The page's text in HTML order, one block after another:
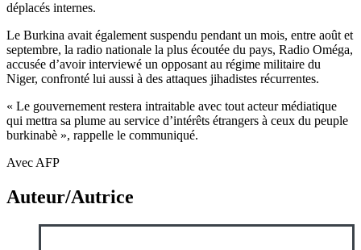
déplacés internes.
Le Burkina avait également suspendu pendant un mois, entre août et
septembre, la radio nationale la plus écoutée du pays, Radio Oméga,
accusée d’avoir interviewé un opposant au régime militaire du
Niger, confronté lui aussi à des attaques jihadistes récurrentes.
« Le gouvernement restera intraitable avec tout acteur médiatique
qui mettra sa plume au service d’intérêts étrangers à ceux du peuple
burkinabè », rappelle le communiqué.
Avec AFP
Auteur/Autrice